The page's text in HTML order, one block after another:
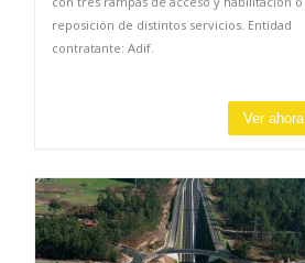
reposición de distintos servicios. Entidad
contratante: Adif.
Ver ahora